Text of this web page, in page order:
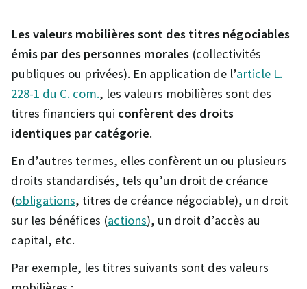
Les valeurs mobilières sont des titres négociables
émis par des personnes morales (collectivités
publiques ou privées). En application de l’article L.
228-1 du C. com., les valeurs mobilières sont des
titres financiers qui confèrent des droits
identiques par catégorie.
En d’autres termes, elles confèrent un ou plusieurs
droits standardisés, tels qu’un droit de créance
(obligations, titres de créance négociable), un droit
sur les bénéfices (actions), un droit d’accès au
capital, etc.
Par exemple, les titres suivants sont des valeurs